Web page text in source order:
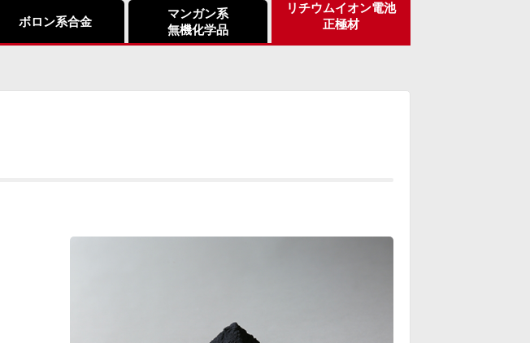
ボロン系合金
マンガン系
無機化学品
リチウムイオン電池
正極材